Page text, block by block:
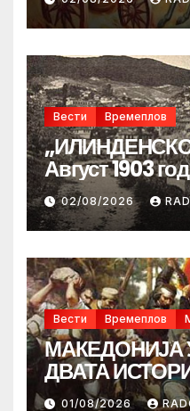
Вести Времеплов
Август 1903
02/08/2026
Вести Времеплов
МАКЕДОНИЈА
ДВАТА
ИЛИНДЕНА!
01/08/2026